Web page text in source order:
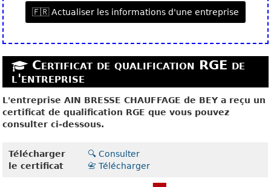
🇫🇷 Actualiser les informations d'une entreprise
Certificat de qualification RGE de
l'entreprise
L'entreprise AIN BRESSE CHAUFFAGE de BEY a reçu un
certificat de qualification RGE que vous pouvez
consulter ci-dessous.
Télécharger
le certificat
🔍 Consulter
📇 Télécharger